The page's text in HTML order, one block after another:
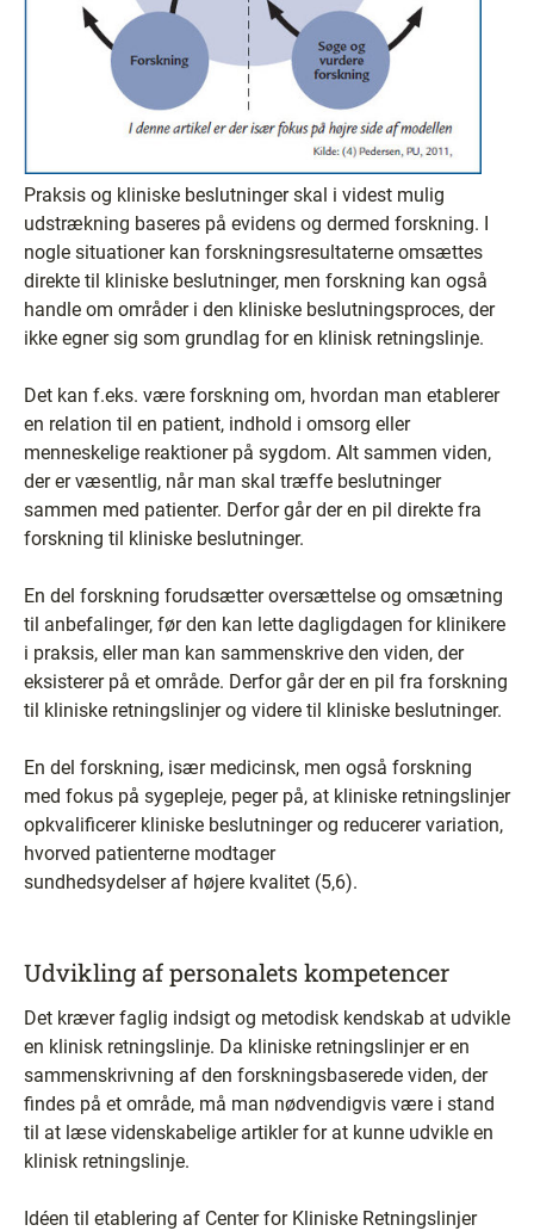
Praksis og kliniske beslutninger skal i videst mulig
udstrækning baseres på evidens og dermed forskning. I
nogle situationer kan forskningsresultaterne omsættes
direkte til kliniske beslutninger, men forskning kan også
handle om områder i den kliniske beslutningsproces, der
ikke egner sig som grundlag for en klinisk retningslinje.
Det kan f.eks. være forskning om, hvordan man etablerer
en relation til en patient, indhold i omsorg eller
menneskelige reaktioner på sygdom. Alt sammen viden,
der er væsentlig, når man skal træffe beslutninger
sammen med patienter. Derfor går der en pil direkte fra
forskning til kliniske beslutninger.
En del forskning forudsætter oversættelse og omsætning
til anbefalinger, før den kan lette dagligdagen for klinikere
i praksis, eller man kan sammenskrive den viden, der
eksisterer på et område. Derfor går der en pil fra forskning
til kliniske retningslinjer og videre til kliniske beslutninger.
En del forskning, især medicinsk, men også forskning
med fokus på sygepleje, peger på, at kliniske retningslinjer
opkvalificerer kliniske beslutninger og reducerer variation,
hvorved patienterne modtager
sundhedsydelser af højere kvalitet (5,6).
Udvikling af personalets kompetencer
Det kræver faglig indsigt og metodisk kendskab at udvikle
en klinisk retningslinje. Da kliniske retningslinjer er en
sammenskrivning af den forskningsbaserede viden, der
findes på et område, må man nødvendigvis være i stand
til at læse videnskabelige artikler for at kunne udvikle en
klinisk retningslinje.
Idéen til etablering af Center for Kliniske Retningslinjer